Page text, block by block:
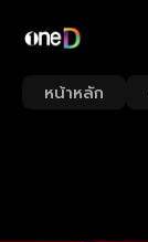
หน้าหลัก